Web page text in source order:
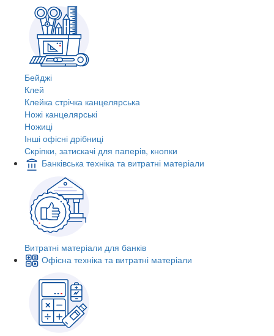
Бейджі
Клей
Клейка стрічка канцелярська
Ножі канцелярські
Ножиці
Інші офісні дрібниці
Скріпки, затискачі для паперів, кнопки
Банківська техніка та витратні матеріали
Витратні матеріали для банків
Офісна техніка та витратні матеріали